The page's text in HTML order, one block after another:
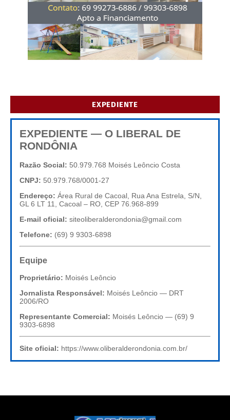
EXPEDIENTE
EXPEDIENTE — O LIBERAL DE
RONDÔNIA
Razão Social: 50.979.768 Moisés Leôncio Costa
CNPJ: 50.979.768/0001-27
Endereço: Área Rural de Cacoal, Rua Ana Estrela, S/N,
GL 6 LT 11, Cacoal – RO, CEP 76.968-899
E-mail oficial: siteoliberalderondonia@gmail.com
Telefone: (69) 9 9303-6898
Equipe
Proprietário: Moisés Leôncio
Jornalista Responsável: Moisés Leôncio — DRT
2006/RO
Representante Comercial: Moisés Leôncio — (69) 9
9303-6898
Site oficial: https://www.oliberalderondonia.com.br/